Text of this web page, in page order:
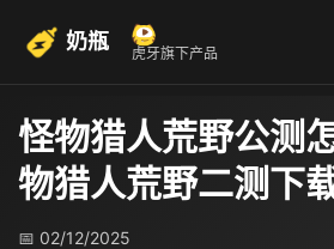
奶瓶 虎牙旗下产品
怪物猎人荒野公测
物猎人荒野二测下
📅 02/12/2025